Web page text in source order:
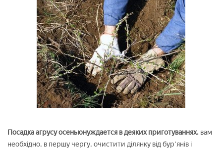
Посадка агрусу осеньюнуждается в деяких приготуваннях. вам
необхідно, в першу чергу, очистити ділянку від бур'янів і